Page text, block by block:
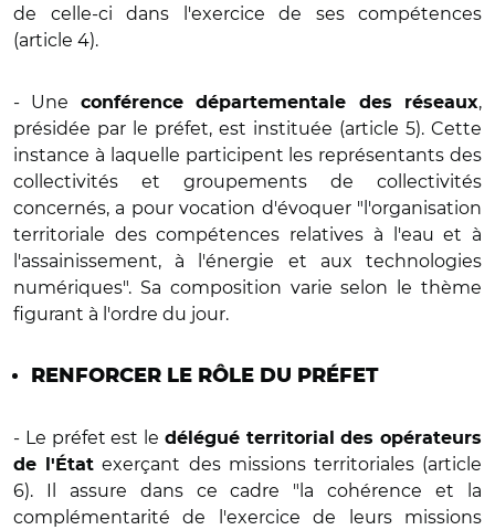
de celle-ci dans l'exercice de ses compétences
(article 4).
- Une conférence départementale des réseaux,
présidée par le préfet, est instituée (article 5). Cette
instance à laquelle participent les représentants des
collectivités et groupements de collectivités
concernés, a pour vocation d'évoquer "l'organisation
territoriale des compétences relatives à l'eau et à
l'assainissement, à l'énergie et aux technologies
numériques". Sa composition varie selon le thème
figurant à l'ordre du jour.
RENFORCER LE RÔLE DU PRÉFET
- Le préfet est le délégué territorial des opérateurs
de l'État exerçant des missions territoriales (article
6). Il assure dans ce cadre "la cohérence et la
complémentarité de l'exercice de leurs missions